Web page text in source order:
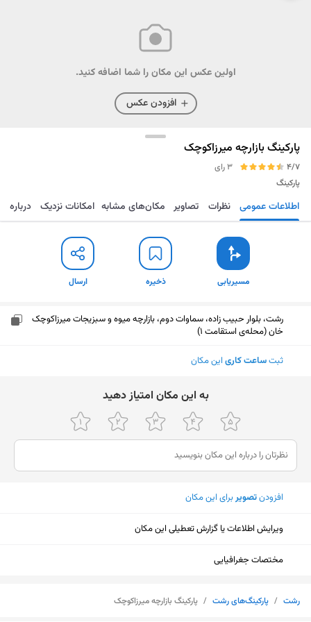
اولین عکس این مکان را شما اضافه کنید.
افزودن عکس
پارکینگ بازارچه میرزاکوچک
4/7
3 رای
پارکینگ
مسیریابی ذخیره ارسال اطلاعات عمومی نظرات تصاویر مکان‌های مشابه امکانات نزدیک درباره
مسیریابی ذخیره ارسال
رشت، بلوار حبیب زاده، سماوات دوم، بازارچه میوه و سبزیجات میرزاکوچک
خان (محله‌ی استقامت ۱)
ثبتساعت کاری این مکان
ﺑﻪ اﯾﻦ ﻣﮑﺎن اﻣﺘﯿﺎز دﻫﯿﺪ
افزودنتصویربرای این مکان
ویرایش اطلاعات یا گزارش تعطیلی این مکان
مختصات جغرافیایی
رشت / پارکینگ‌های رشت / پارکینگ بازارچه میرزاکوچک